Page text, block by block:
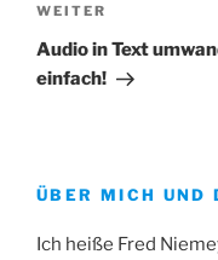
Nächster
Beitrag
WEITER
Audio in Text
einfach!
ÜBER MICH UND
Ich heiße Fred